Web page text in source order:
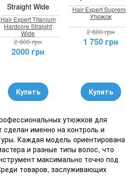
Hair Expert Titanium
Hardcore Straight
Wide
2 600 грн
2000 грн
Купить
Hair Expert Supreme
Утюжок
2 600 грн
1 750 грн
Купить
утюжков для
сделан именно на контроль и
Каждая модель ориентирована
и разные типы волос, что
максимально точно под
товаров, заслуживающих